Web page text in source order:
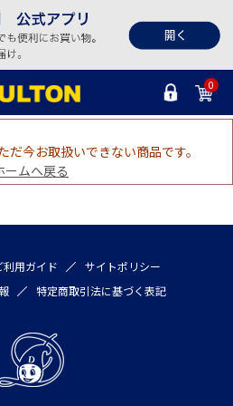
0
今お取扱いできない商品です。
ームへ戻る
利用ガイド
サイトポリシー
特定商取引法に基づく表記